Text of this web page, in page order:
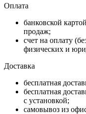
Оплата
банковской
продаж;
счет на оплату
физических и
Доставка
бесплатная
бесплатная
с установкой;
самовывоз из